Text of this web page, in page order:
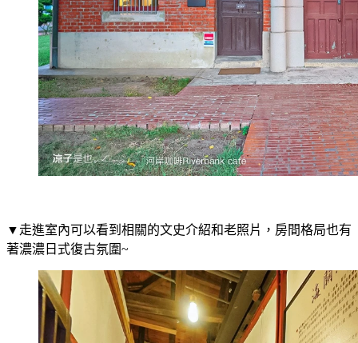
▼走進室內可以看到相關的文史介紹和老照片，房間格局也有
著濃濃日式復古氛圍~